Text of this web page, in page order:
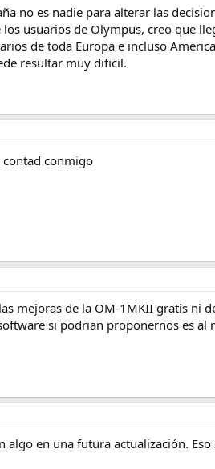
no es nadie para alterar las
usuarios de Olympus, creo que
de toda Europa e incluso
resultar muy dificil.
contad conmigo
mejoras de la OM-1MKII gratis ni
si podrian proponernos es
en una futura actualización.